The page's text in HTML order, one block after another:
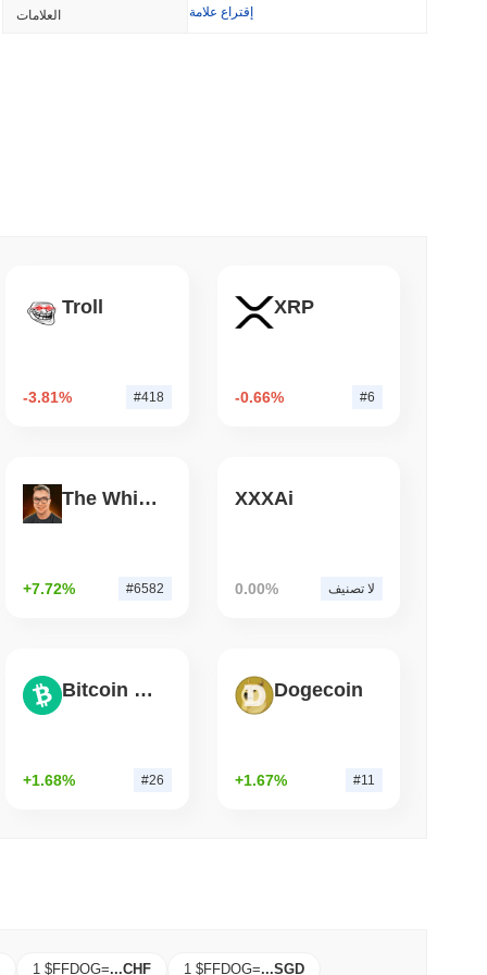
بولتس تغلق جسر البيتكوين الخاص بها بعد أن
3 دقيقة
العلامات إقتراع علامة
Troll
-3.81% #418
XRP
-0.66% #6
The White Bull
+7.72% #6582
XXXAi
0.00% لا تصنيف
Bitcoin Cash
+1.68% #26
Dogecoin
+1.67% #11
1 $FFDOG=...CHF 1 $FFDOG=...SGD